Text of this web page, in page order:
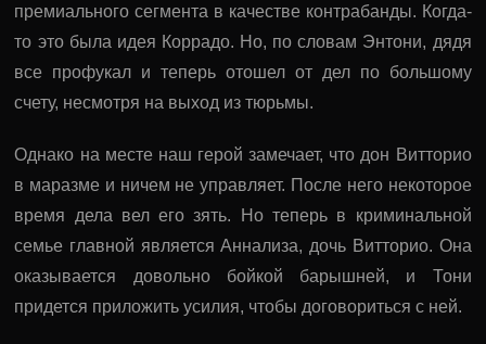
премиального сегмента в качестве контрабанды. Когда-
то это была идея Коррадо. Но, по словам Энтони, дядя
все профукал и теперь отошел от дел по большому
счету, несмотря на выход из тюрьмы.
Однако на месте наш герой замечает, что дон Витторио
в маразме и ничем не управляет. После него некоторое
время дела вел его зять. Но теперь в криминальной
семье главной является Аннализа, дочь Витторио. Она
оказывается довольно бойкой барышней, и Тони
придется приложить усилия, чтобы договориться с ней.